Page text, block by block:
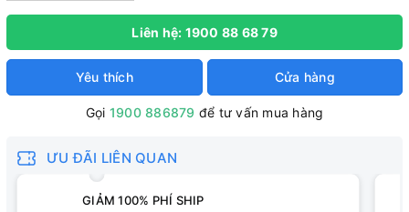
Liên hệ: 1900 88 68 79
Yêu thích Cửa hàng
Gọi 1900 886879 để tư vấn mua hàng
ƯU ĐÃI LIÊN QUAN
GIẢM 100% PHÍ SHIP